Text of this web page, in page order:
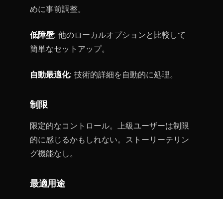
めに事前調整。
低障壁: 他のローカルオプションと比較して
簡単なセットアップ。
自動最適化: 技術的詳細を自動的に処理。
制限
限定的なコントロール。上級ユーザーは制限
的に感じるかもしれない。ストーリーテリン
グ機能なし。
最適用途